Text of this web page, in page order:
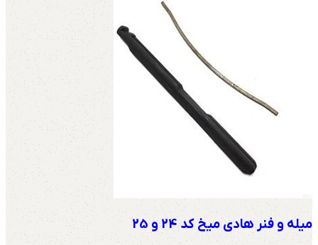
میله و فنر هادی میخ کد 24 و 25